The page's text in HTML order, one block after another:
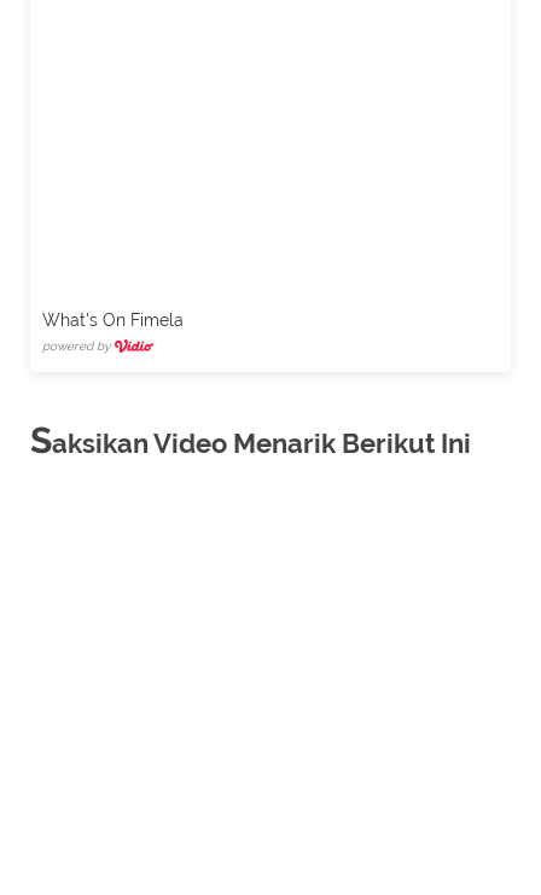
What's On Fimela
powered by
Saksikan Video Menarik Berikut Ini